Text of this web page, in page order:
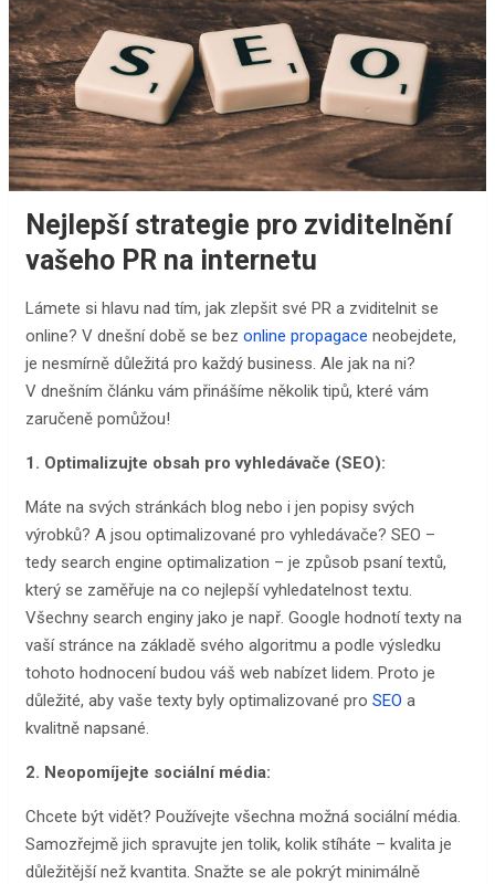
Nejlepší strategie pro zviditelnění
vašeho PR na internetu
Lámete si hlavu nad tím, jak zlepšit své PR a zviditelnit se
online? V dnešní době se bez online propagace neobejdete,
je nesmírně důležitá pro každý business. Ale jak na ni?
V dnešním článku vám přinášíme několik tipů, které vám
zaručeně pomůžou!
1. Optimalizujte obsah pro vyhledávače (SEO):
Máte na svých stránkách blog nebo i jen popisy svých
výrobků? A jsou optimalizované pro vyhledávače? SEO –
tedy search engine optimalization – je způsob psaní textů,
který se zaměřuje na co nejlepší vyhledatelnost textu.
Všechny search enginy jako je např. Google hodnotí texty na
vaší stránce na základě svého algoritmu a podle výsledku
tohoto hodnocení budou váš web nabízet lidem. Proto je
důležité, aby vaše texty byly optimalizované pro SEO a
kvalitně napsané.
2. Neopomíjejte sociální média:
Chcete být vidět? Používejte všechna možná sociální média.
Samozřejmě jich spravujte jen tolik, kolik stíháte – kvalita je
důležitější než kvantita. Snažte se ale pokrýt minimálně